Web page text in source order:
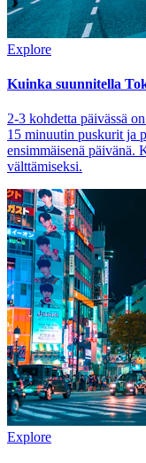
Explore
Kuinka suunnitella
2-3 kohdetta päivässä
15 minuutin puskurit ja
ensimmäisenä päivänä.
välttämiseksi.
Explore